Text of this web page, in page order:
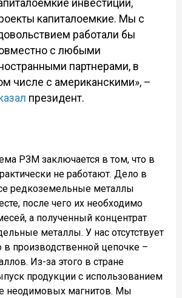
инвестиции,
капиталоемкие. Мы с
работали бы
с любыми
партнерами, в
числе с американскими», –
президент.
РЗМ заключается в том, что в
не работают. Дело в
редкоземельные металлы
после чего их необходимо
а полученный концентрат
металлы. У нас отсутствует
производственной цепочке –
Из-за этого в стране
продукции с использованием
неодимовых магнитов. Мы